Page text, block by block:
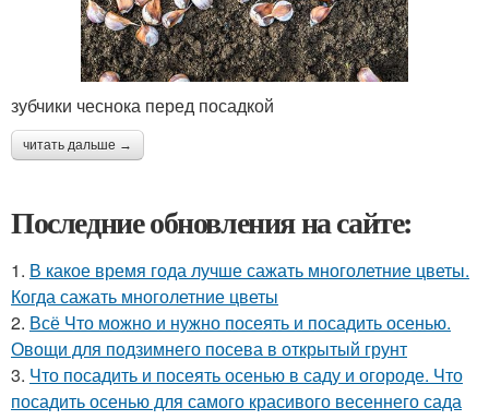
зубчики чеснока перед посадкой
читать дальше →
Последние обновления на сайте:
1. В какое время года лучше сажать многолетние цветы.
Когда сажать многолетние цветы
2. Всё Что можно и нужно посеять и посадить осенью.
Овощи для подзимнего посева в открытый грунт
3. Что посадить и посеять осенью в саду и огороде. Что
посадить осенью для самого красивого весеннего сада